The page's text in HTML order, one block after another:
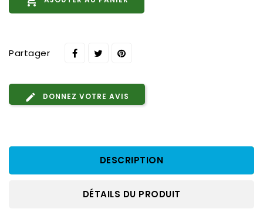
Partager
DONNEZ VOTRE AVIS
DESCRIPTION
DÉTAILS DU PRODUIT